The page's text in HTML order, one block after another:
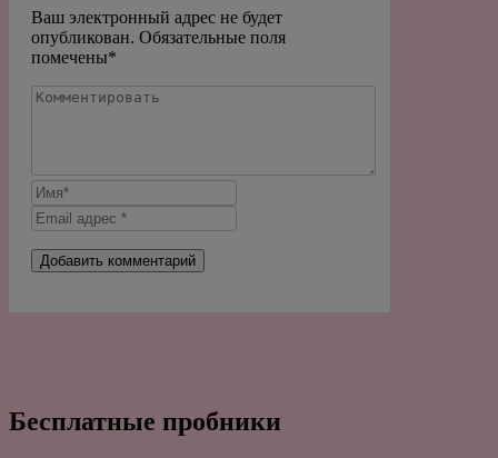
Ваш электронный адрес не будет
опубликован. Обязательные поля
помечены*
Бесплатные пробники